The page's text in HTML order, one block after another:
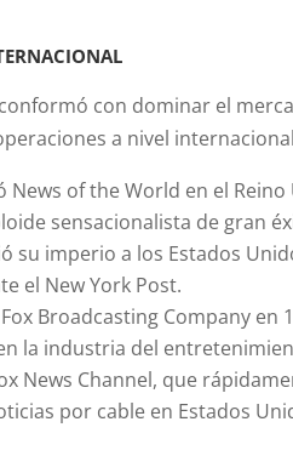
con dominar el
a nivel
News of the World en el
sensacionalista de gran
su imperio a los Estados
el New York Post.
Broadcasting Company
la industria del
News Channel, que
por cable en Estados